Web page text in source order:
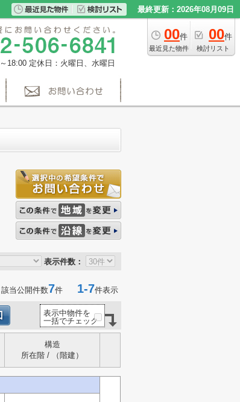
最終更新：2026年08月09日
00件
最近見た物件
00件
検討リスト
18:00 定休日：火曜日、水曜日
表示件数：
該当公開件数7件 1-7件表示
表示中物件を
一括でチェック
構造
所在階 / （階建）